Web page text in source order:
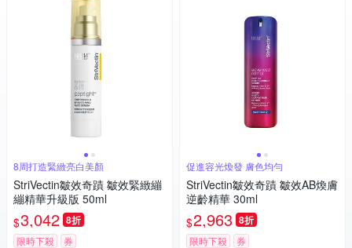
8周打造緊緻亮白美顏
StriVectin皺效奇蹟 皺效緊緻繃
繃精華升級版 50ml
$3,042 8折
限時下殺 券
促進容光煥發 膚色均勻
StriVectin皺效奇蹟 皺效AB煥膚
逆齡精華 30ml
$2,963 8折
限時下殺 券